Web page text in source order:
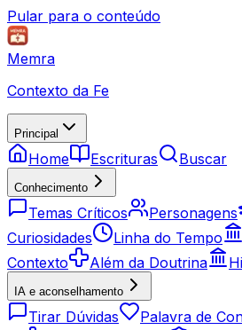
Pular para o conteúdo
Memra
Contexto da Fe
Principal
Home Escrituras Buscar
Conhecimento
Temas Críticos Personagens
Curiosidades
Linha do Tempo
Contexto
Além da Doutrina
IA e aconselhamento
Tirar Dúvidas Palavra de